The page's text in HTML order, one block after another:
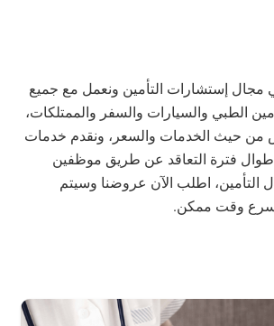
إستشارات التأمين ونعمل مع جميع
الطبي والسيارات والسفر والممتلكات،
من حيث الخدمات والسعر، ونقدم خدمات
طوال فترة التعاقد عن طريق موظفين
اطلب الآن عروضنا وسيتم
وقت ممكن.